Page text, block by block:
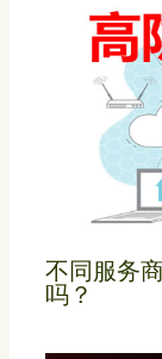
不同服务
吗？